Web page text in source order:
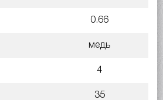
0.66
медь
4
35